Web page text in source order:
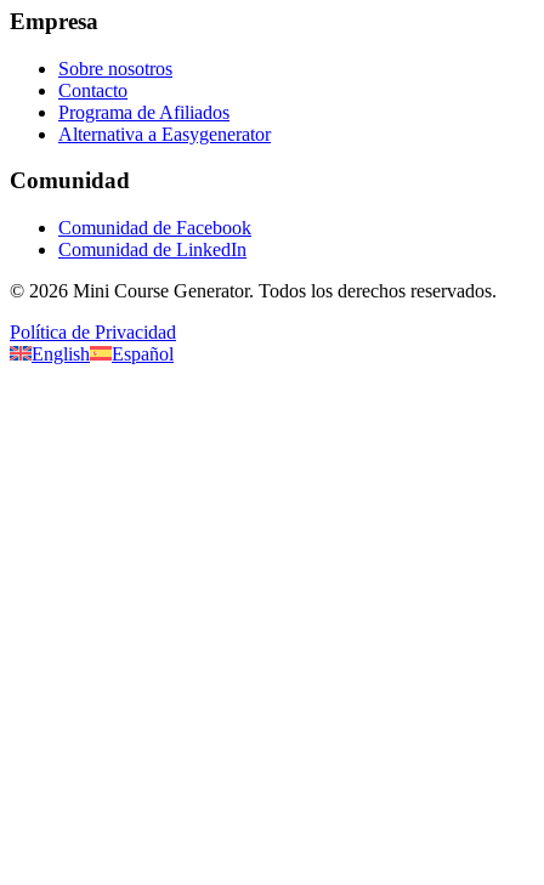
Empresa
Sobre nosotros
Contacto
Programa de Afiliados
Alternativa a Easygenerator
Comunidad
Comunidad de Facebook
Comunidad de LinkedIn
© 2026 Mini Course Generator. Todos los derechos reservados.
Política de Privacidad
English
Español